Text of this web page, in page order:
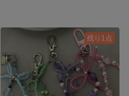
残り1点